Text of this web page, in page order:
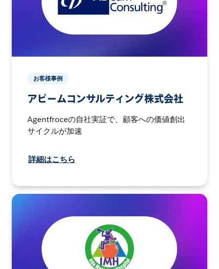
お客様事例
アビームコンサルティング株式会社
Agentfroceの自社実証で、顧客への価値創出
サイクルが加速
詳細はこちら